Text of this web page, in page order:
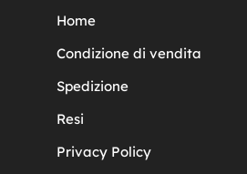
Home
Condizione di vendita
Spedizione
Resi
Privacy Policy